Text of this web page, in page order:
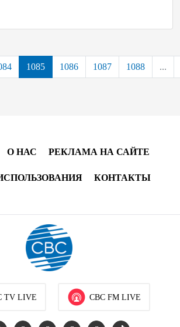
1085 1086 1087 1088 ...
О НАС РЕКЛАМА НА САЙТЕ
КОНТАКТЫ
TV LIVE CBC FM LIVE